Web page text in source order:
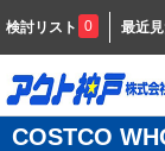
検討リスト 0 最近
COSTCO